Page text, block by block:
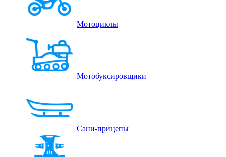
Мотоциклы
Мотобуксировщики
Сани-прицепы